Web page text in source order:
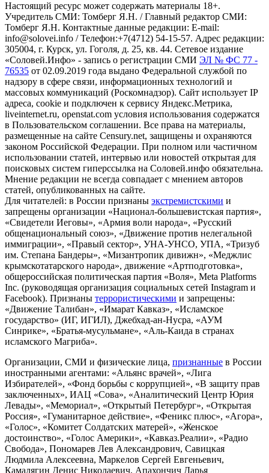
Настоящий ресурс может содержать материалы 18+.
Учредитель СМИ: Томберг Я.Н. / Главный редактор СМИ:
Томберг Я.Н. Контактные данные редакции: E-mail:
info@solovei.info / Телефон:+7(4712) 54-15-57. Адрес редакции:
305004, г. Курск, ул. Гоголя, д. 25, кв. 44. Сетевое издание
«Соловей.Инфо» - запись о регистрации СМИ ЭЛ № ФС 77 -
76535 от 02.09.2019 года выдано Федеральной службой по
надзору в сфере связи, информационных технологий и
массовых коммуникаций (Роскомнадзор). Сайт использует IP
адреса, cookie и подключен к сервису Яндекс.Метрика,
liveinternet.ru, openstat.com условия использования содержатся
в Пользовательском соглашении. Все права на материалы,
размещенные на сайте Censury.net, защищены и охраняются
законом Российской Федерации. При полном или частичном
использовании статей, интервью или новостей открытая для
поисковых систем гиперссылка на Соловей.инфо обязательна.
Мнение редакции не всегда совпадает с мнением авторов
статей, опубликованных на сайте.
Для читателей: в России признаны экстремистскими и
запрещены организации «Национал-большевистская партия»,
«Свидетели Иеговы», «Армия воли народа», «Русский
общенациональный союз», «Движение против нелегальной
иммиграции», «Правый сектор», УНА-УНСО, УПА, «Тризуб
им. Степана Бандеры», «Мизантропик дивижн», «Меджлис
крымскотатарского народа», движение «Артподготовка»,
общероссийская политическая партия «Воля», Meta Platforms
Inc. (руководящая организация социальных сетей Instagram и
Facebook). Признаны террористическими и запрещены:
«Движение Талибан», «Имарат Кавказ», «Исламское
государство» (ИГ, ИГИЛ), Джебхад-ан-Нусра, «АУМ
Синрике», «Братья-мусульмане», «Аль-Каида в странах
исламского Магриба».
Организации, СМИ и физические лица, признанные в России
иностранными агентами: «Альянс врачей», «Лига
Избирателей», «Фонд борьбы с коррупцией», «В защиту прав
заключенных», ИАЦ «Сова», «Аналитический Центр Юрия
Левады», «Мемориал», «Открытый Петербург», «Открытая
Россия», «Гуманитарное действие», «Феникс плюс», «Агора»,
«Голос», «Комитет Солдатских матерей», «Женское
достоинство», «Голос Америки», «Кавказ.Реалии», «Радио
Свобода», Пономарев Лев Александрович, Савицкая
Людмила Алексеевна, Маркелов Сергей Евгеньевич,
Камалягин Денис Николаевич, Апахончич Дарья